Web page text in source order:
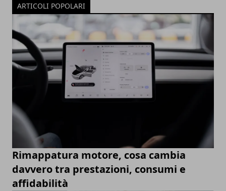
ARTICOLI POPOLARI
Rimappatura motore, cosa cambia
davvero tra prestazioni, consumi e
affidabilità